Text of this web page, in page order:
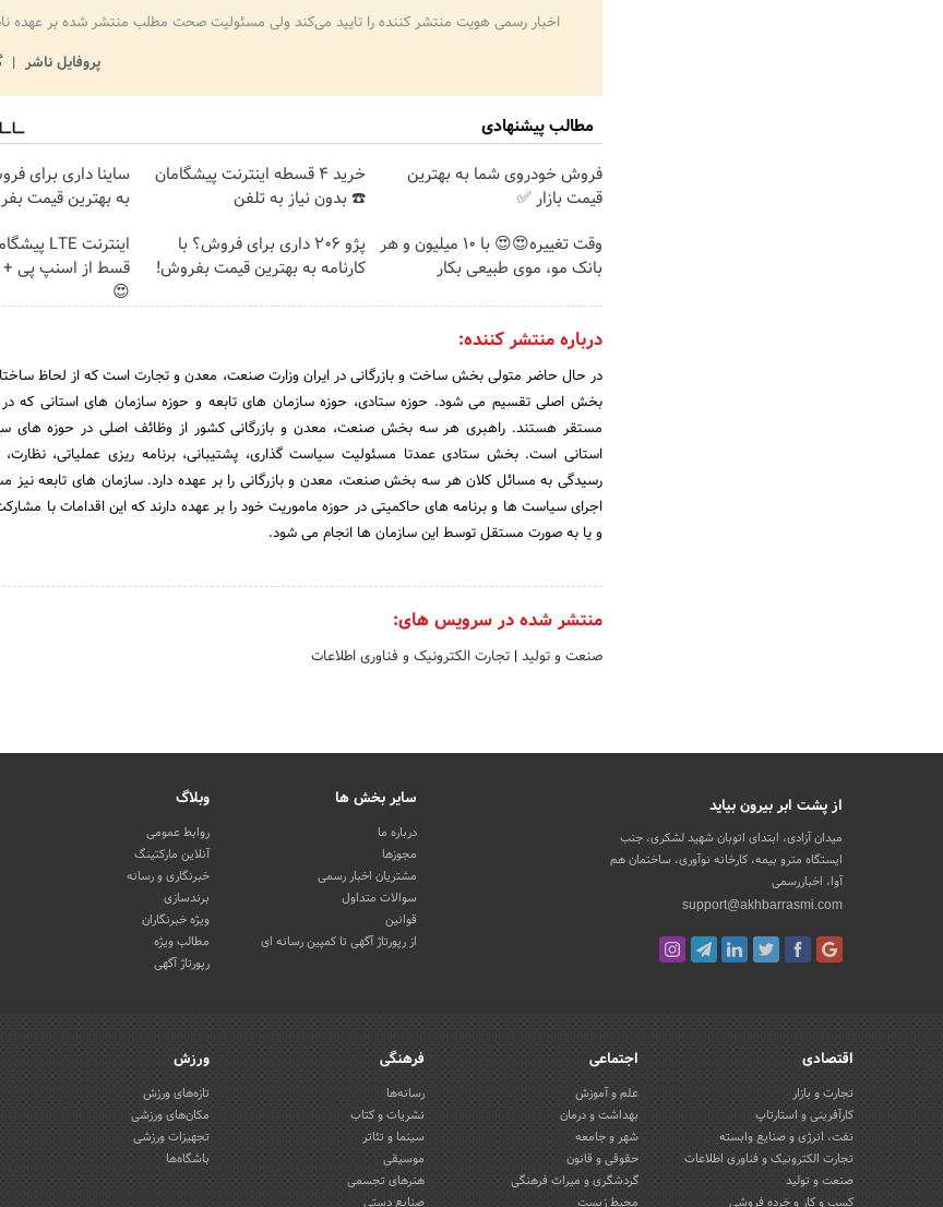
اخبار رسمی هویت منتشر کننده را تایید می‌کند ولی مسئولیت صحت مطلب منتشر شده بر عهده
پروفایل ناشر
مطالب پیشنهادی
فروش خودروی شما به بهترین
قیمت بازار ✅
خرید 4 قسطه اینترنت پیشگامان
☎️ بدون نیاز به تلفن
ساینا داری برای
به بهترین قیمت
وقت تغییره😍😍 با 10 میلیون و هر
بانک مو، موی طبیعی بکار
پژو 206 داری برای فروش؟ با
کارنامه به بهترین قیمت بفروش!
قسط از اسنپ پی
😍
درباره منتشر کننده:
در حال حاضر متولی بخش ساخت و بازرگانی در ایران وزارت صنعت، معدن و تجارت است که از لحاظ
مستقر هستند. راهبری هر سه بخش صنعت، معدن و بازرگانی کشور از وظائف اصلی در حوزه های
استانی است. بخش ستادی عمدتا مسئولیت سیاست گذاری، پشتیبانی، برنامه ریزی عملیاتی،
رسیدگی به مسائل کلان هر سه بخش صنعت، معدن و بازرگانی را بر عهده دارد. سازمان های تابعه نیز
اجرای سیاست ها و برنامه های حاکمیتی در حوزه ماموریت خود را بر عهده دارند که این اقدامات با
و یا به صورت مستقل توسط این سازمان ها انجام می شود.
منتشر شده در سرویس های:
صنعت و تولید | تجارت الکترونیک و فناوری اطلاعات
از پشت ابر بیرون بیاید
میدان آزادی، ابتدای اتوبان شهید لشکری، جنب
ایستگاه مترو بیمه، کارخانه نوآوری، ساختمان هم
آوا، اخباررسمی
support@akhbarrasmi.com
سایر بخش ها
درباره ما
مجوزها
مشتریان اخبار رسمی
سوالات متداول
قوانین
از رپورتاژ آگهی تا کمپین رسانه ای
وبلاگ
روابط عمومی
آنلاین مارکتینگ
خبرنگاری و رسانه
برندسازی
ویژه خبرنگاران
مطالب ویژه
رپورتاژ آگهی
اقتصادی
تجارت و بازار
کارآفرینی و استارتاپ
نفت، انرژی و صنایع وابسته
تجارت الکترونیک و فناوری اطلاعات
صنعت و تولید
کسب و کار و خرده فروشی
اجتماعی
علم و آموزش
بهداشت و درمان
شهر و جامعه
حقوقی و قانون
گردشگری و میراث فرهنگی
محیط زیست
فرهنگی
رسانه‌ها
نشریات و کتاب
سینما و تئاتر
موسیقی
هنرهای تجسمی
صنایع دستی
ورزش
تازه‌های ورزش
مکان‌های ورزشی
تجهیزات ورزشی
باشگاه‌ها